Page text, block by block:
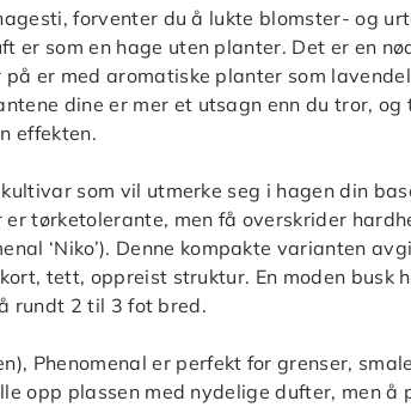
forventer du å lukte blomster- og
er som en hage uten planter. Det er en
er med aromatiske planter som
dine er mer et utsagn enn du tror, ​​og
effekten.
som vil utmerke seg i hagen din
tørketolerante, men få overskrider
‘Niko’). Denne kompakte varianten
tett, oppreist struktur. En moden busk
rundt 2 til 3 fot bred.
Phenomenal er perfekt for grenser,
opp plassen med nydelige dufter, men å